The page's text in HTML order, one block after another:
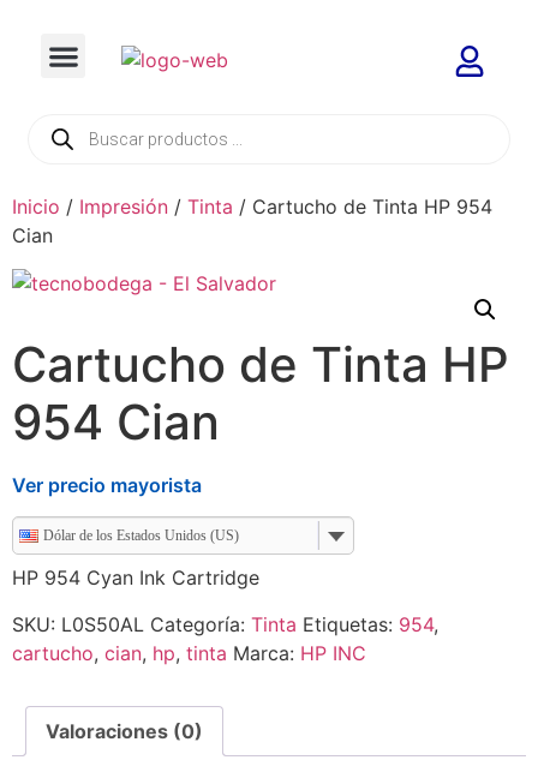
Inicio / Impresión / Tinta / Cartucho de Tinta HP 954
Cian
Cartucho de Tinta HP
954 Cian
Ver precio mayorista
Dólar de los Estados Unidos (US)
HP 954 Cyan Ink Cartridge
SKU: L0S50AL Categoría: Tinta Etiquetas: 954,
cartucho, cian, hp, tinta Marca: HP INC
Valoraciones (0)